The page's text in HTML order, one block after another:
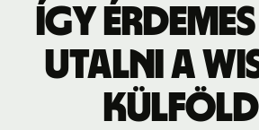
Így
utalni a